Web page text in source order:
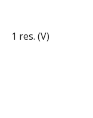
1 res. (V)